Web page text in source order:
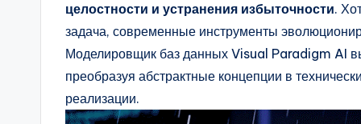
ft
w
целостности и устранения избыточности.
задача, современные инструменты
Моделировщик баз данных Visual Paradigm AI
преобразуя абстрактные концепции в
реализации.